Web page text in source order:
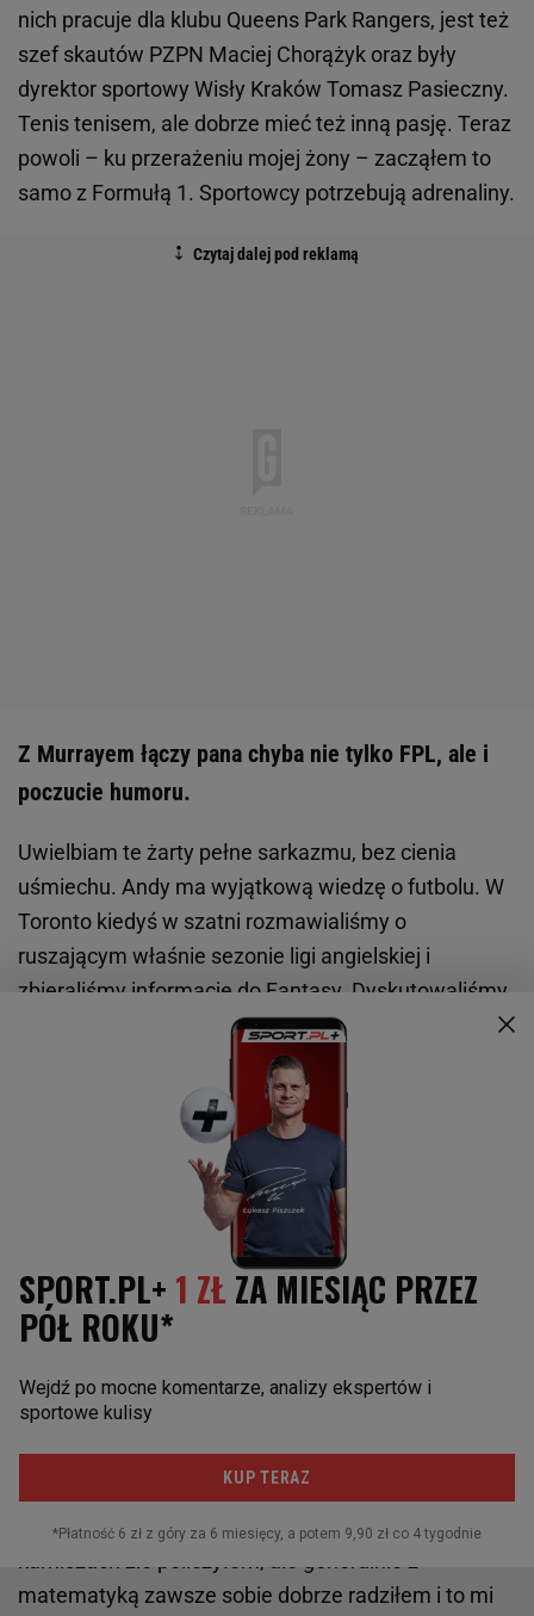
nich pracuje dla klubu Queens Park Rangers, jest też
szef skautów PZPN Maciej Chorążyk oraz były
dyrektor sportowy Wisły Kraków Tomasz Pasieczny.
Tenis tenisem, ale dobrze mieć też inną pasję. Teraz
powoli – ku przerażeniu mojej żony – zacząłem to
samo z Formułą 1. Sportowcy potrzebują adrenaliny.
Z Murrayem łączy pana chyba nie tylko FPL, ale i
poczucie humoru.
Uwielbiam te żarty pełne sarkazmu, bez cienia
uśmiechu. Andy ma wyjątkową wiedzę o futbolu. W
Toronto kiedyś w szatni rozmawialiśmy o
ruszającym właśnie sezonie ligi angielskiej i
zbieraliśmy informacje do Fantasy. Dyskutowaliśmy,
czy Wayne Rooney poleci do Chin. Byłem pewny, że
tak, bo znajomy z Dubaju powiedział, że dostali
zlecenie od chińskiej firmy na produkcję koszulek z
nazwiskiem Rooneya. Andy rzucił "Poczekaj chwilę" i
sięgnął po telefon, a po chwili słyszę: "Wayne, jakie
są twoje plany? A, ok. Dzięki". On ma pewnie w
telefonie numery do wszystkich gwiazd angielskiej
piłki i trenerów. Zna się chyba najlepiej z nas
wszystkich w grupie na futbolu.
Ostatnio wygrałem ja. Sukces w FPL nie polega na
tym, by mieć bogatą specjalistyczną wiedzę o piłce,
tylko tę dotyczącą samej gry i zasad. Chodzi o
matematykę i prawdopodobieństwo. Może przy
karniszach źle policzyłem, ale generalnie z
matematyką zawsze sobie dobrze radziłem i to mi